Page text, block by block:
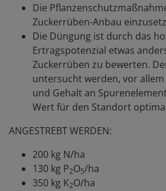
Die
Zuckerrüben-Anbau
Die Düngung ist durch das
Ertragspotenzial etwas
Zuckerrüben zu bewerten.
untersucht werden, vor
und Gehalt an
Wert für den Standort
ANGESTREBT WERDEN:
200 kg N/ha
130 kg P2O5/ha
350 kg K2O/ha